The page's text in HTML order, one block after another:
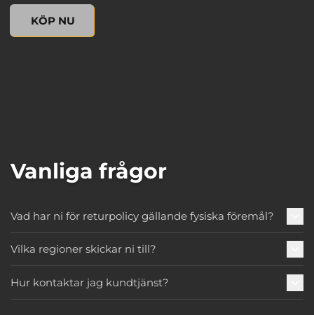
KÖP NU
undefined, , 0,00 US$
Vanliga frågor
Vad har ni för returpolicy gällande fysiska föremål?
Vilka regioner skickar ni till?
Hur kontaktar jag kundtjänst?